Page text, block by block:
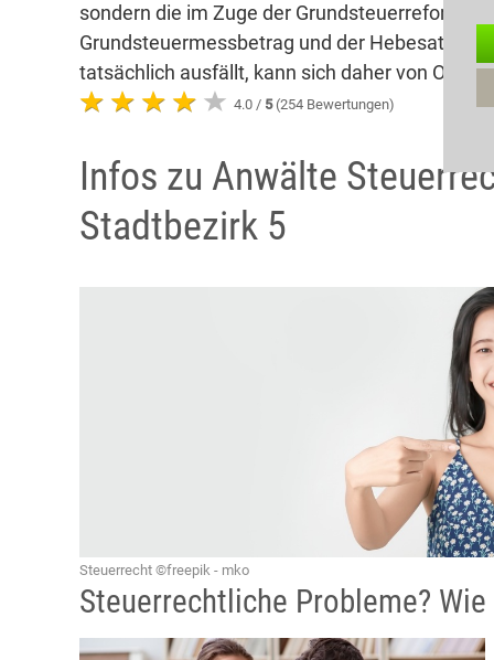
sondern die im Zuge der Grundsteuerreform
Grundsteuermessbetrag und der Hebesatz der
tatsächlich ausfällt, kann sich daher von Ort
4.0 / 5(254 Bewertungen)
Infos zu Anwälte
Stadtbezirk 5
Steuerrecht ©freepik - mko
Steuerrechtliche Probleme?